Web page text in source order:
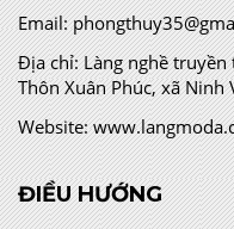
Email:
Địa chỉ:Làng nghề truyền
Thôn Xuân Phúc, xã
Website:
ĐIỀU HƯỚNG